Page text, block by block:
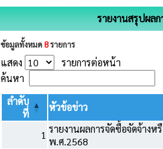
รายงานสรุปผล
ข้อมูลทั้งหมด8รายการ
แสดง
รายการต่อหน้า
ค้นหา
ลำดับ
ที่
หัวข้อข่าว
1 รายงานผลการจัดซื้อจัดจ้าง
พ.ศ.2568